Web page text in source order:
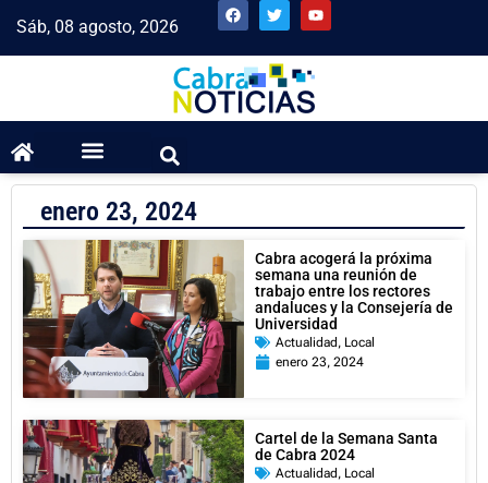
Sáb, 08 agosto, 2026
enero 23, 2024
Cabra acogerá la próxima
semana una reunión de
trabajo entre los rectores
andaluces y la Consejería de
Universidad
Actualidad , Local
enero 23, 2024
Cartel de la Semana Santa
de Cabra 2024
Actualidad , Local